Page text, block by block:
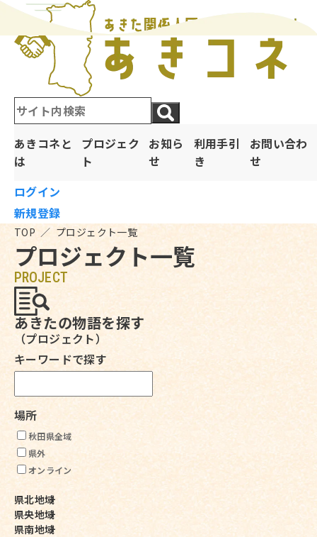
あきコネと
は
プロジェク
ト
お知ら
せ
利用手引
き
お問い合わ
せ
ログイン
新規登録
TOP ／ プロジェクト一覧
プロジェクト一覧
PROJECT
あきたの物語を探す
（プロジェクト）
キーワードで探す
場所
秋田県全域
県外
オンライン
県北地域
県央地域
県南地域